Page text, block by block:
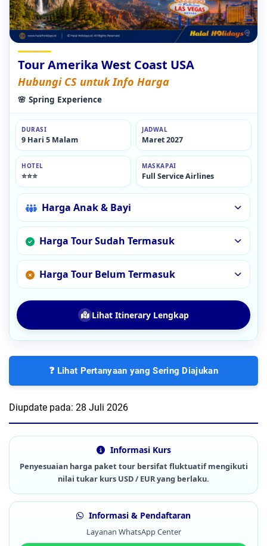
Tour Amerika West Coast USA
Hubungi CS untuk Info Harga
🌸 Spring Experience
DURASI
9 Hari 5 Malam
JADWAL
Maret 2027
HOTEL
⭐⭐⭐
MASKAPAI
Full Service Airlines
Harga Anak & Bayi
Harga Tour Sudah Termasuk
Harga Tour Belum Termasuk
Lihat Itinerary Lengkap
❓ Lihat Pertanyaan yang Sering Diajukan
Diupdate pada: 28 Juli 2026
Informasi Kurs
Penyesuaian harga paket tour bersifat fluktuatif mengikuti
nilai tukar kurs USD / EUR yang berlaku.
Informasi & Pendaftaran
Layanan WhatsApp Center